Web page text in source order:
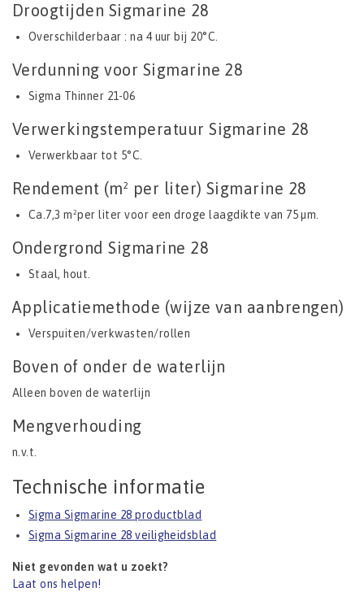
Droogtijden Sigmarine 28
Overschilderbaar : na 4 uur bij 20°C.
Verdunning voor Sigmarine 28
Sigma Thinner 21-06
Verwerkingstemperatuur Sigmarine 28
Verwerkbaar tot 5°C.
Rendement (m² per liter) Sigmarine 28
Ca.7,3 m²per liter voor een droge laagdikte van 75 µm.
Ondergrond Sigmarine 28
Staal, hout.
Applicatiemethode (wijze van aanbrengen)
Verspuiten/verkwasten/rollen
Boven of onder de waterlijn
Alleen boven de waterlijn
Mengverhouding
n.v.t.
Technische informatie
Sigma Sigmarine 28 productblad
Sigma Sigmarine 28 veiligheidsblad
Niet gevonden wat u zoekt?
Laat ons helpen!